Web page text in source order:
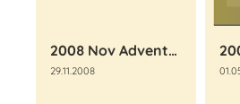
2008 Nov Adventskonzert
29.11.2008